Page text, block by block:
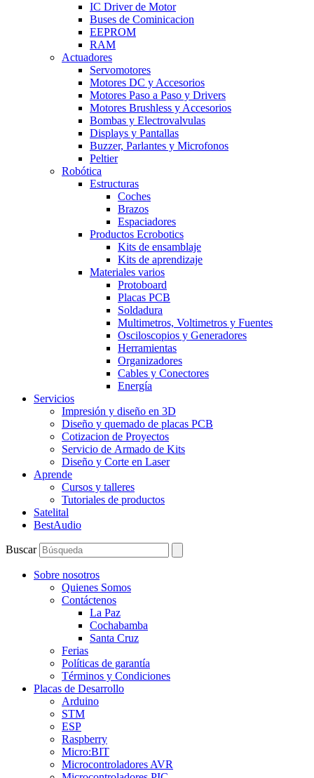
IC Driver de Motor
Buses de Cominicacion
EEPROM
RAM
Actuadores
Servomotores
Motores DC y Accesorios
Motores Paso a Paso y Drivers
Motores Brushless y Accesorios
Bombas y Electrovalvulas
Displays y Pantallas
Buzzer, Parlantes y Microfonos
Peltier
Robótica
Estructuras
Coches
Brazos
Espaciadores
Productos Ecrobotics
Kits de ensamblaje
Kits de aprendizaje
Materiales varios
Protoboard
Placas PCB
Soldadura
Multimetros, Voltimetros y Fuentes
Osciloscopios y Generadores
Herramientas
Organizadores
Cables y Conectores
Energía
Servicios
Impresión y diseño en 3D
Diseño y quemado de placas PCB
Cotizacion de Proyectos
Servicio de Armado de Kits
Diseño y Corte en Laser
Aprende
Cursos y talleres
Tutoriales de productos
Satelital
BestAudio
Buscar
Sobre nosotros
Quienes Somos
Contáctenos
La Paz
Cochabamba
Santa Cruz
Ferias
Políticas de garantía
Términos y Condiciones
Placas de Desarrollo
Arduino
STM
ESP
Raspberry
Micro:BIT
Microcontroladores AVR